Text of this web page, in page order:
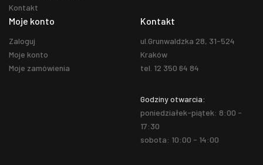
Kontakt
Moje konto
Zaloguj
Moje konto
Moje zamówienia
Kontakt
ul.Grunwaldzka 28, 31-524
Kraków
tel. 12 350 64 84
Godziny otwarcia:
poniedziałek-piątek: 8:00 -
17:30
sobota: 10:00 - 14:00